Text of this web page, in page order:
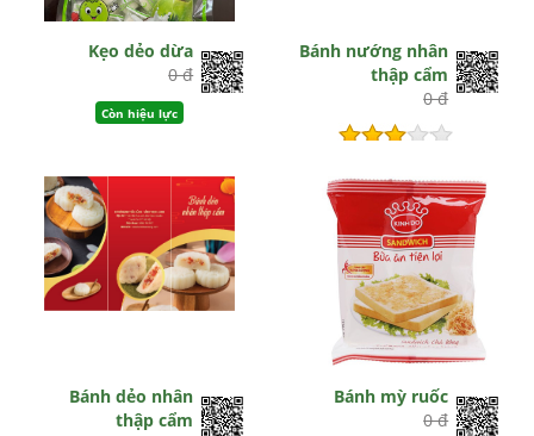
Kẹo dẻo dừa
0 đ
Còn hiệu lực
Bánh nướng nhân
thập cẩm
0 đ
Bánh dẻo nhân
thập cẩm
Bánh mỳ ruốc
0 đ